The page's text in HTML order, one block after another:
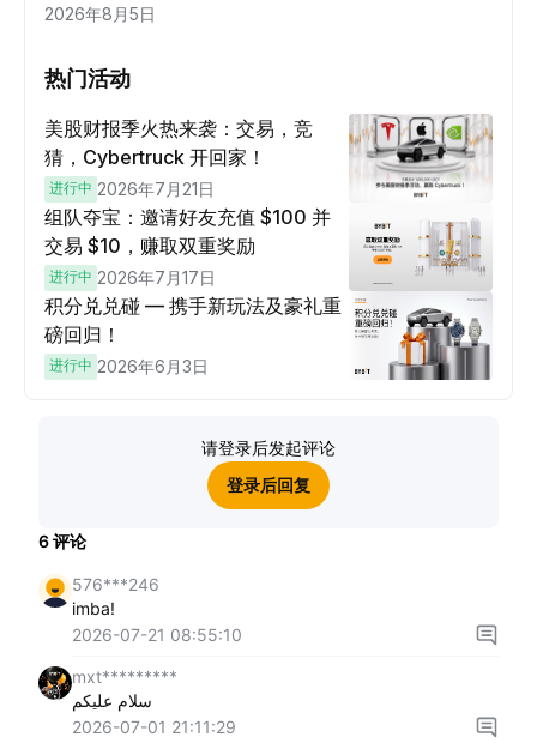
2026年8月5日
热门活动
美股财报季火热来袭：交易，竞
猜，Cybertruck 开回家！
进行中 2026年7月21日
组队夺宝：邀请好友充值 $100 并
交易 $10，赚取双重奖励
进行中 2026年7月17日
积分兑兑碰 — 携手新玩法及豪礼重
磅回归！
进行中 2026年6月3日
请登录后发起评论
登录后回复
6评论
576***246
imba!
2026-07-21 08:55:10
mxt*********
سلام عليكم
2026-07-01 21:11:29